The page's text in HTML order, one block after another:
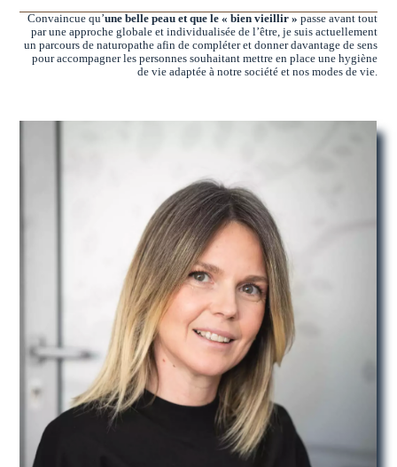
Convaincue qu’une belle peau et que le « bien vieillir » passe avant tout
par une approche globale et individualisée de l’être, je suis actuellement
un parcours de naturopathe afin de compléter et donner davantage de sens
pour accompagner les personnes souhaitant mettre en place une hygiène
de vie adaptée à notre société et nos modes de vie.